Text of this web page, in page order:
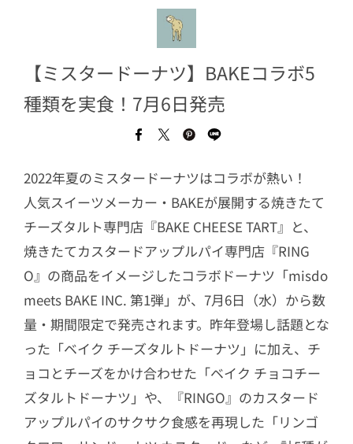
【ミスタードーナツ】BAKEコラボ5
種類を実食！7月6日発売
2022年夏のミスタードーナツはコラボが熱い！
人気スイーツメーカー・BAKEが展開する焼きたて
チーズタルト専門店『BAKE CHEESE TART』と、
焼きたてカスタードアップルパイ専門店『RING
O』の商品をイメージしたコラボドーナツ「misdo
meets BAKE INC. 第1弾」が、7月6日（水）から数
量・期間限定で発売されます。昨年登場し話題とな
った「ベイク チーズタルトドーナツ」に加え、チ
ョコとチーズをかけ合わせた「ベイク チョコチー
ズタルトドーナツ」や、『RINGO』のカスタード
アップルパイのサクサク食感を再現した「リンゴ